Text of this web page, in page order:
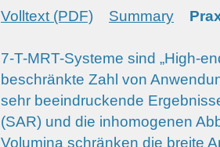
Volltext (PDF) Summary
7-T-MRT-Systeme sind „High-
beschränkte Zahl von
sehr beeindruckende
(SAR) und die inhomogenen
Volumina schränken die breite